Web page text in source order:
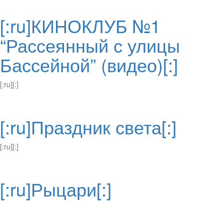
[:ru]КИНОКЛУБ №1
“Рассеянный с улицы
Бассейной” (видео)[:]
[:ru][:]
[:ru]Праздник света[:]
[:ru][:]
[:ru]Рыцари[:]